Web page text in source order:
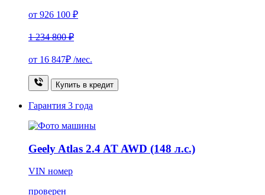
от 926 100 ₽
1 234 800 ₽
от 16 847₽ /мес.
Купить в кредит
Гарантия 3 года
Geely Atlas 2.4 AT AWD (148 л.с.)
VIN номер
проверен